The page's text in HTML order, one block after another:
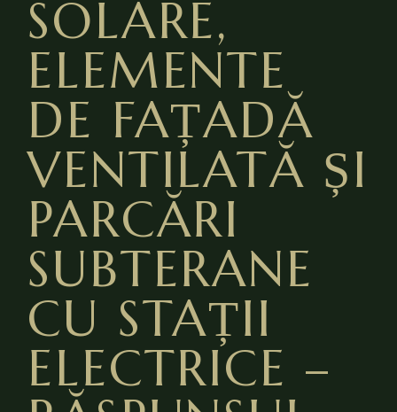
SOLARE,
ELEMENTE
DE FAȚADĂ
VENTILATĂ ȘI
PARCĂRI
SUBTERANE
CU STAȚII
ELECTRICE –